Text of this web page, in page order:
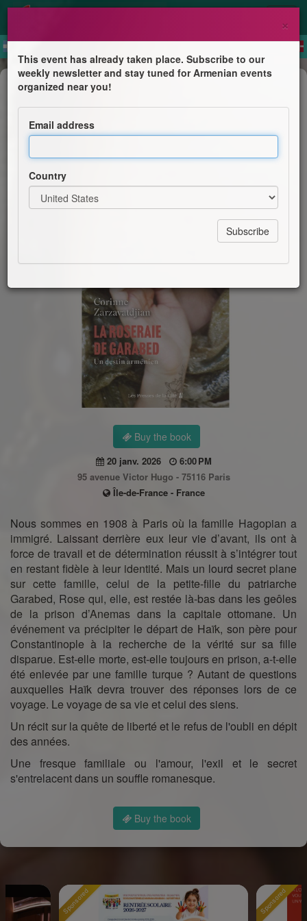
Book Presentation
Séance de dédicaces avec Corinne
Zarzavatdjian
Buy the book
20 janv. 2026
6:00 PM
95 avenue Victor Hugo - 75116 Paris
Île-de-France - France
Nous sommes en 1908 à Paris où la famille Hagopian a
immigré. Laissant derrière eux leur vie d’avant, ils ont à
force de travail et de détermination réussit à s’intégrer tout
en restant fidèle à leur identité. Mais un lourd secret plane
sur cette famille, celui de la petite-fille du patriarche
Garabed, Rose qui, elle, est restée là-bas dans les geôles
de la prison d’Anemas dans la capitale ottomane. Un
événement va précipiter le départ de Haïk, son père pour
Constantinople à la recherche de la vérité sur sa fille
disparue. Est-elle morte, est-elle toujours en prison, a-t-elle
été enlevée par une famille turque ? Autant de questions
auxquelles Haïk devra trouver des réponses lors de ce
voyage. Le voyage de sa vie et celui des siens.
Un récit sur la quête de liberté et le refus de l'oubli en dépit
des années.
Une fresque familiale ou l'amour, l'exil et le secret
s'entrelacent dans un souffle romanesque.
Buy the book
Sponsored
×
This event has already taken place. Subscribe to our
weekly newsletter and stay tuned for Armenian events
organized near you!
Email address
Country